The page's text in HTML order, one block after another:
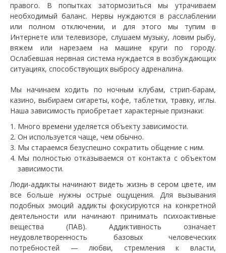
правого. В попытках затормозиться мы утрачиваем
необходимый баланс. Нервы нуждаются в расслаблении
или полном отключении, и для этого мы тупим в
Интернете или телевизоре, слушаем музыку, ловим рыбу,
вяжем или нарезаем на машине круги по городу.
Ослабевшая нервная система нуждается в возбуждающих
ситуациях, способствующих выбросу адреналина.
Мы начинаем ходить по ночным клубам, стрип-барам,
казино, выбираем сигареты, кофе, таблетки, травку, иглы.
Наша зависимость приобретает характерные признаки:
Много времени уделяется объекту зависимости.
Он используется чаще, чем обычно.
Мы стараемся безуспешно сократить общение с ним.
Мы полностью отказываемся от контакта с объектом
зависимости.
Люди-аддикты начинают видеть жизнь в сером цвете, им
все больше нужны острые ощущения. Для вызывания
подобных эмоций аддикты фокусируются на конкретной
деятельности или начинают принимать психоактивные
вещества (ПАВ). Аддиктивность означает
неудовлетворенность базовых человеческих
потребностей — любви, стремления к власти,